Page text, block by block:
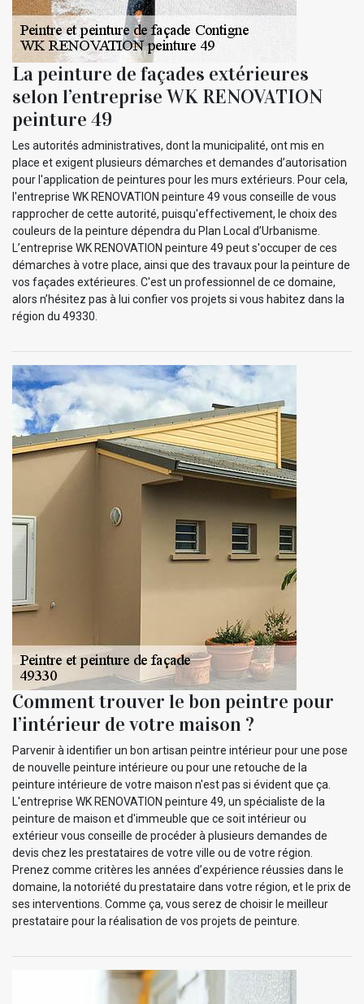
La peinture de façades extérieures
selon l’entreprise WK RENOVATION
peinture 49
Les autorités administratives, dont la municipalité, ont mis en
place et exigent plusieurs démarches et demandes d’autorisation
pour l'application de peintures pour les murs extérieurs. Pour cela,
l'entreprise WK RENOVATION peinture 49 vous conseille de vous
rapprocher de cette autorité, puisqu'effectivement, le choix des
couleurs de la peinture dépendra du Plan Local d’Urbanisme.
L’entreprise WK RENOVATION peinture 49 peut s'occuper de ces
démarches à votre place, ainsi que des travaux pour la peinture de
vos façades extérieures. C'est un professionnel de ce domaine,
alors n’hésitez pas à lui confier vos projets si vous habitez dans la
région du 49330.
Comment trouver le bon peintre pour
l’intérieur de votre maison ?
Parvenir à identifier un bon artisan peintre intérieur pour une pose
de nouvelle peinture intérieure ou pour une retouche de la
peinture intérieure de votre maison n'est pas si évident que ça.
L'entreprise WK RENOVATION peinture 49, un spécialiste de la
peinture de maison et d'immeuble que ce soit intérieur ou
extérieur vous conseille de procéder à plusieurs demandes de
devis chez les prestataires de votre ville ou de votre région.
Prenez comme critères les années d’expérience réussies dans le
domaine, la notoriété du prestataire dans votre région, et le prix de
ses interventions. Comme ça, vous serez de choisir le meilleur
prestataire pour la réalisation de vos projets de peinture.